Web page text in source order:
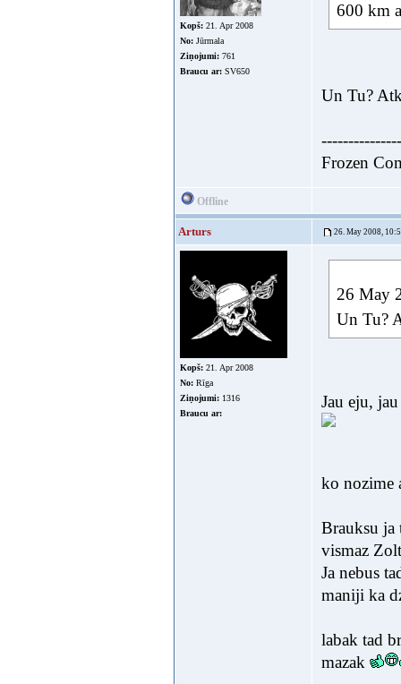
Kopš: 21. Apr 2008
No: Jūrmala
Ziņojumi: 761
Braucu ar: SV650
600 km
Un Tu?
Frozen
Offline
Arturs 26. May 2008,
Kopš: 21. Apr 2008
No: Rīga
Ziņojumi: 1316
Braucu ar:
26 May
Un Tu?
Jau eju,
ko nozime
Brauksu ja
vismaz
Ja nebus
maniji ka
labak tad
mazak